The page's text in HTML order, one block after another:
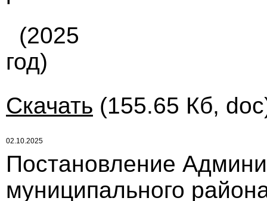
(2025
год)
Скачать (155.65 Кб,
02.10.2025
Постановление
муниципального